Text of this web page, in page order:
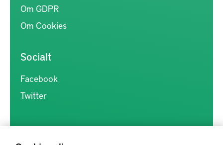
Om GDPR
Om Cookies
Socialt
Facebook
Twitter